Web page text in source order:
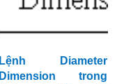
Lệnh Diameter
Dimension trong